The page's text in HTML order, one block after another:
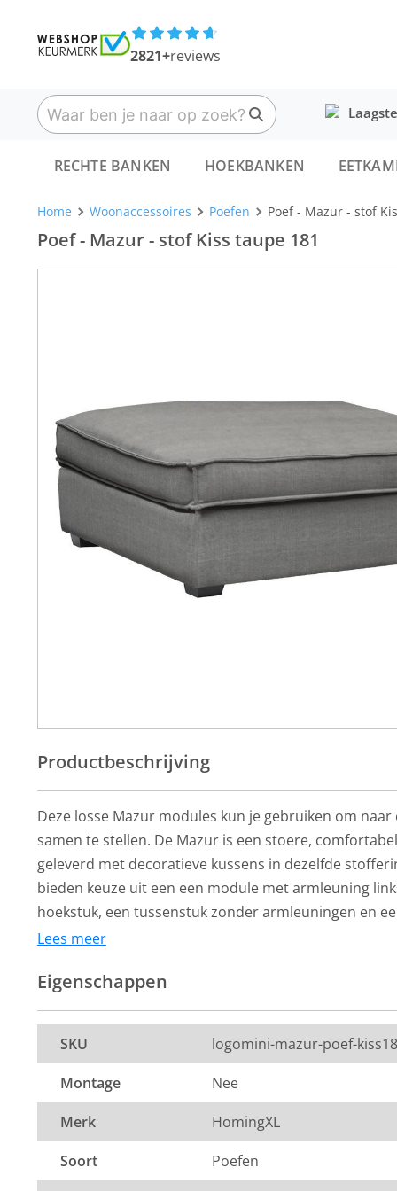
2821+reviews
RECHTE BANKEN HOEKBANKEN
Home Woonaccessoires Poefen Poef - Mazur - stof
Poef - Mazur - stof Kiss taupe 181
Productbeschrijving
Deze losse Mazur modules kun je gebruiken om naar
samen te stellen. De Mazur is een stoere,
geleverd met decoratieve kussens in dezelfde
bieden keuze uit een een module met armleuning
hoekstuk, een tussenstuk zonder armleuningen en
ook prima tegen de bank aan kunt schuiven of tussen
kleur taupe.
Afmetingen modules:
Poef: 98 x 98 x 46 cm (b x d x h).
De kleur op de foto kan per computerscherm
Zeker weten dat dit de kleur is die je zoekt? Vraag
stof op via de knop "kleurstaal aanvragen".
Lees meer
Eigenschappen
SKU
logomini-mazur-poef-
Montage
Nee
Merk
HomingXL
Soort
Poefen
Poef - Mazur - leer
Colorado antraciet 01
Poef - Mazur -
Colorado grijs 02